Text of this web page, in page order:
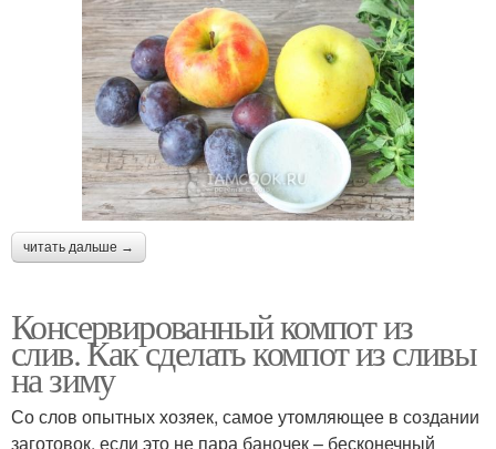
читать дальше →
Консервированный компот из
слив. Как сделать компот из сливы
на зиму
Со слов опытных хозяек, самое утомляющее в создании
заготовок, если это не пара баночек – бесконечный